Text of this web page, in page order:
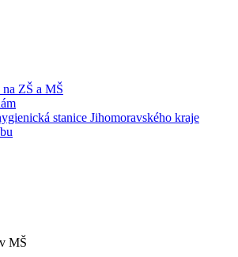
ZŠ a MŠ
stanice Jihomoravského kraje
MŠ